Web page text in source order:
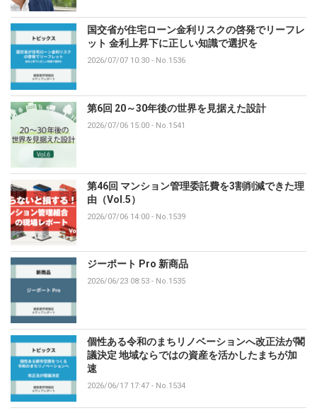
国交省が住宅ローン金利リスクの啓発でリーフレ
ット 金利上昇下に正しい知識で選択を
2026/07/07 10:30 - No.1536
第6回 20～30年後の世界を見据えた設計
2026/07/06 15:00 - No.1541
第46回 マンション管理委託費を3割削減できた理
由（Vol.5）
2026/07/06 14:00 - No.1539
ジーポート Pro 新商品
2026/06/23 08:53 - No.1535
個性ある令和のまちリノベーションへ改正法が閣
議決定 地域ならではの資産を活かしたまちが加
速
2026/06/17 17:47 - No.1534